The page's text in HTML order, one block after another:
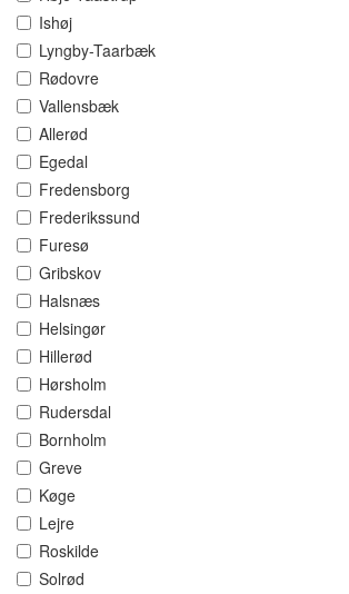
Ishøj
Lyngby-Taarbæk
Rødovre
Vallensbæk
Allerød
Egedal
Fredensborg
Frederikssund
Furesø
Gribskov
Halsnæs
Helsingør
Hillerød
Hørsholm
Rudersdal
Bornholm
Greve
Køge
Lejre
Roskilde
Solrød